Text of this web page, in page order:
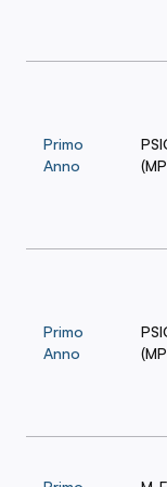
Primo
Anno
Primo
Anno